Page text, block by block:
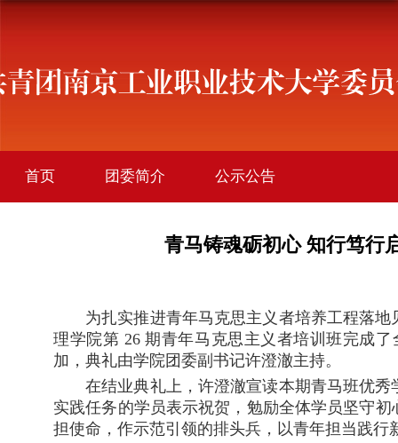
首页 团委简介 公示公告
青马铸魂砺初心 知行笃
为扎实推进青年马克思主义者培养工程落
理学院第 26期青年马克思主义者培训班完成
加，典礼由学院团委副书记许澄澈主持。
在结业典礼上，许澄澈宣读本期青马班优
实践任务的学员表示祝贺，勉励全体学员坚守
担使命，作示范引领的排头兵，以青年担当践行